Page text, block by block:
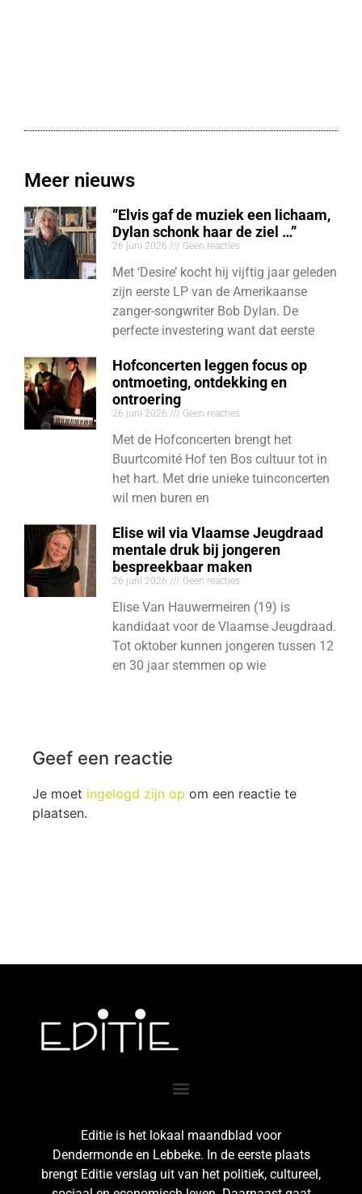
Meer nieuws
“Elvis gaf de muziek een lichaam,
Dylan schonk haar de ziel …”
26 juni 2026 Geen reacties
Met ‘Desire’ kocht hij vijftig jaar geleden
zijn eerste LP van de Amerikaanse
zanger-songwriter Bob Dylan. De
perfecte investering want dat eerste
Hofconcerten leggen focus op
ontmoeting, ontdekking en
ontroering
26 juni 2026 Geen reacties
Met de Hofconcerten brengt het
Buurtcomité Hof ten Bos cultuur tot in
het hart. Met drie unieke tuinconcerten
wil men buren en
Elise wil via Vlaamse Jeugdraad
mentale druk bij jongeren
bespreekbaar maken
26 juni 2026 Geen reacties
Elise Van Hauwermeiren (19) is
kandidaat voor de Vlaamse Jeugdraad.
Tot oktober kunnen jongeren tussen 12
en 30 jaar stemmen op wie
Geef een reactie
Je moet ingelogd zijn op om een reactie te
plaatsen.
Editie is het lokaal maandblad voor
Dendermonde en Lebbeke. In de eerste plaats
brengt Editie verslag uit van het politiek, cultureel,